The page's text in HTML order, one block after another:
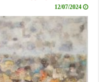
12/07/2024